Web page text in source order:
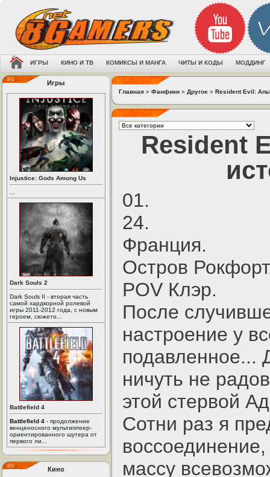
ИГРЫ КИНО И ТВ КОМИКСЫ И МАНГА ЧИТЫ И КОДЫ МОДДИНГ
Игры
Injustice: Gods Among Us
Dark Souls 2
Dark Souls II - вторая часть
самой хардкорной ролевой
игры 2011-2012 года, с новым
героем, сюжето...
Battlefield 4
Battlefield 4 - продолжение
венценосного мультиплеер-
ориентированного шутера от
первого ли...
Кино
Главная » Фанфики » Другое » Resident Evil:
Resident
01.
24.
Франция.
Остров
POV Клэр.
После
настроение у
подавленное...
ничуть не
этой стервой
Сотни раз я
массу